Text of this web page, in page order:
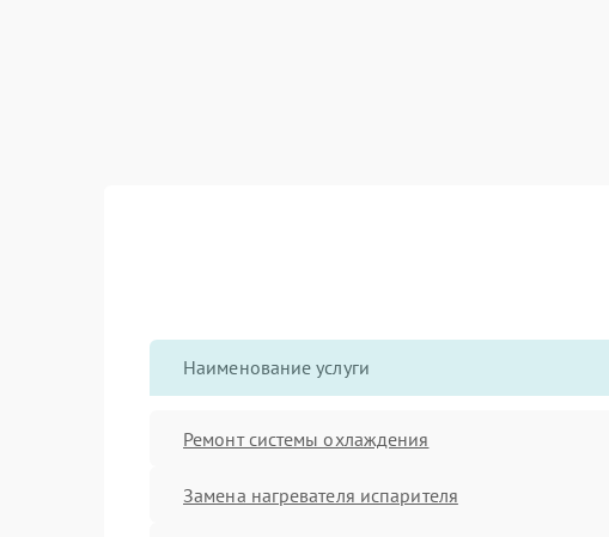
Наименование услуги
Ремонт системы охлаждения
Замена нагревателя испарителя